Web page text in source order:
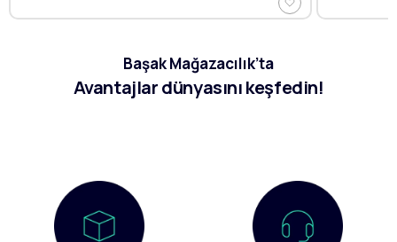
Başak Mağazacılık’ta
Avantajlar dünyasını keşfedin!